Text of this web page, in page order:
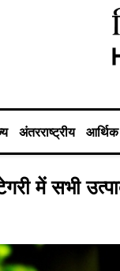
अंतरराष्ट्रीय आर्थिक
में सभी